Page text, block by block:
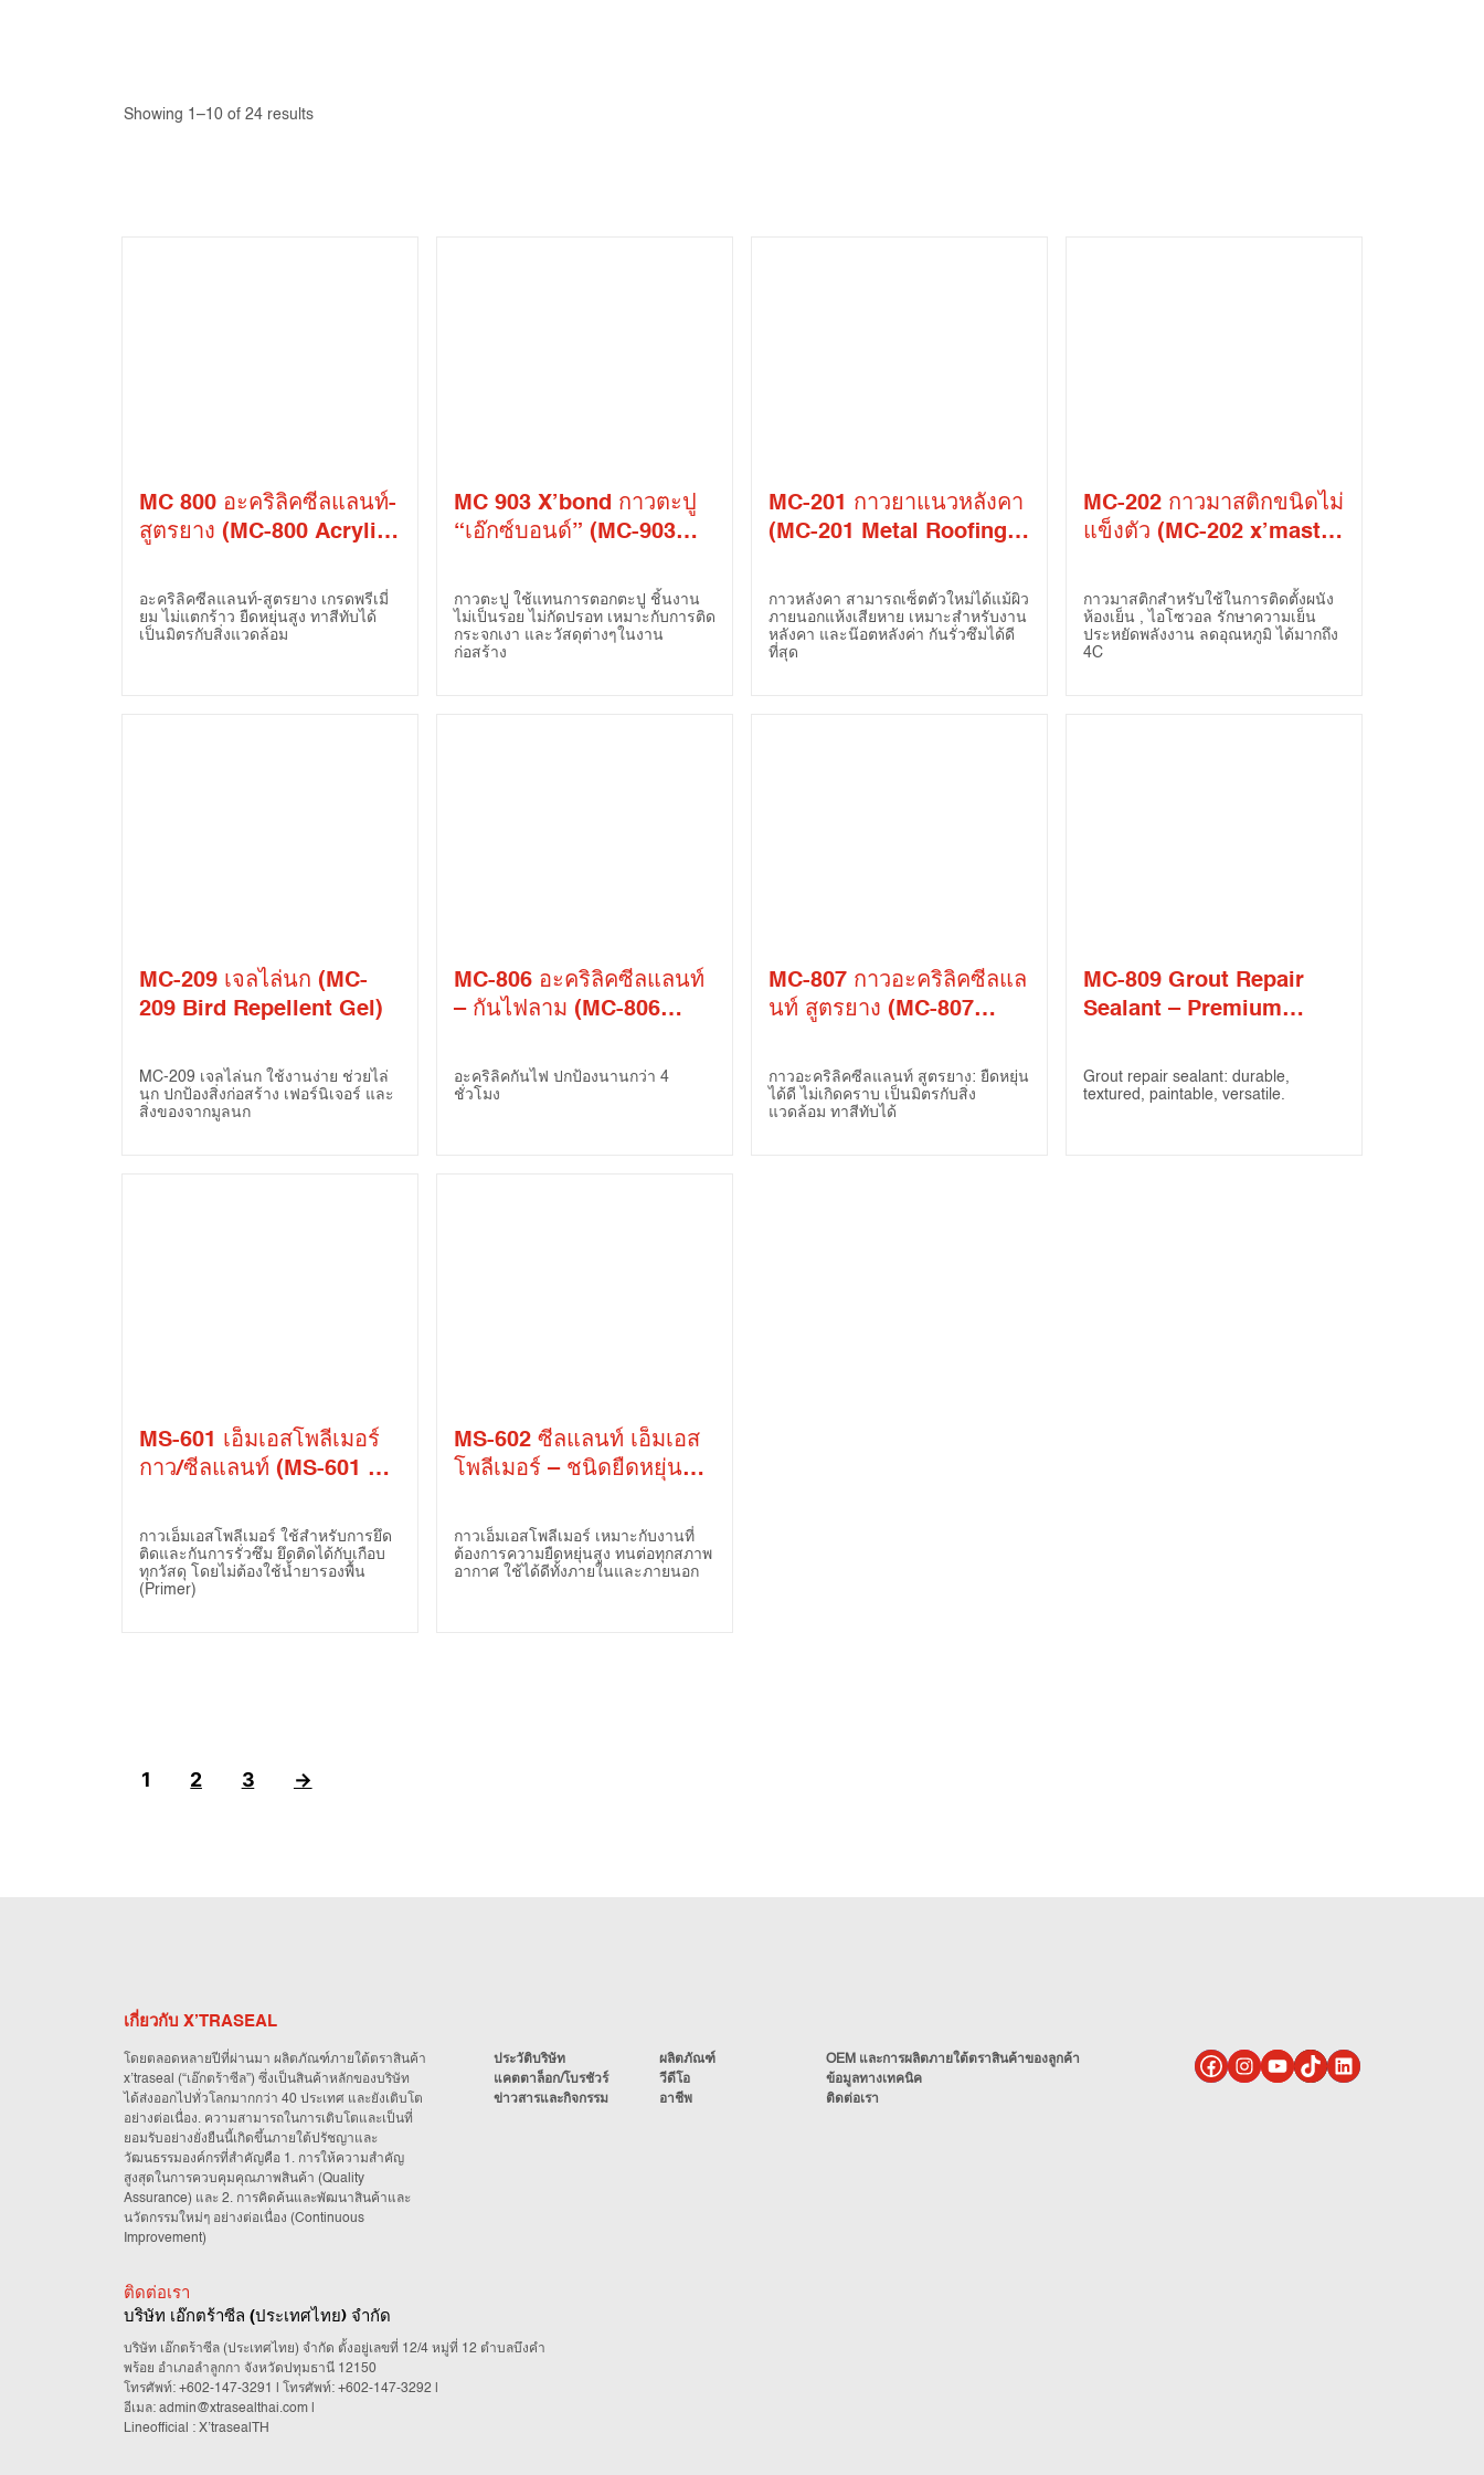
Showing 1–10 of 24 results
MC 800 อะคริลิคซีลแลนท์-
สูตรยาง (MC-800 Acrylic
อะคริลิคซีลแลนท์-สูตรยาง เกรดพรีเมี่
ยม ไม่แตกร้าว ยืดหยุ่นสูง ทาสีทับได้
เป็นมิตรกับสิ่งแวดล้อม
MC 903 X’bond กาวตะปู
“เอ๊กซ์บอนด์” (MC-903
Adhesive Sealant)
กาวตะปู ใช้แทนการตอกตะปู ชิ้นงาน
ไม่เป็นรอย ไม่กัดปรอท เหมาะกับการติด
กระจกเงา และวัสดุต่างๆในงาน
ก่อสร้าง
MC-201 กาวยาแนวหลังคา
(MC-201 Metal Roofing
กาวหลังคา สามารถเซ็ตตัวใหม่ได้แม้ผิว
ภายนอกแห้งเสียหาย เหมาะสำหรับงาน
หลังคา และน๊อตหลังค่า กันรั่วซึมได้ดี
ที่สุด
MC-202 กาวมาสติกขนิดไม่
แข็งตัว (MC-202 x’mastic
กาวมาสติกสำหรับใช้ในการติดตั้งผนัง
ห้องเย็น , ไอโซวอล รักษาความเย็น
ประหยัดพลังงาน ลดอุณหภูมิ ได้มากถึง
4C
MC-209 เจลไล่นก (MC-
209 Bird Repellent Gel)
MC-209 เจลไล่นก ใช้งานง่าย ช่วยไล่
นก ปกป้องสิ่งก่อสร้าง เฟอร์นิเจอร์ และ
สิ่งของจากมูลนก
MC-806 อะคริลิคซีลแลนท์
– กันไฟลาม (MC-806
Fire Rated)
อะคริลิคกันไฟ ปกป้องนานกว่า 4
ชั่วโมง
MC-807 กาวอะคริลิคซีลแล
นท์ สูตรยาง (MC-807
Gap Filler)
กาวอะคริลิคซีลแลนท์ สูตรยาง: ยืดหยุ่น
ได้ดี ไม่เกิดคราบ เป็นมิตรกับสิ่ง
แวดล้อม ทาสีทับได้
MC-809 Grout Repair
Sealant – Premium
Grout repair sealant: durable,
textured, paintable, versatile.
MS-601 เอ็มเอสโพลีเมอร์
กาว/ซีลแลนท์ (MS-601 MS
Sealant)
กาวเอ็มเอสโพลีเมอร์ ใช้สำหรับการยึด
ติดและกันการรั่วซึม ยึดติดได้กับเกือบ
ทุกวัสดุ โดยไม่ต้องใช้น้ำยารองพื้น
(Primer)
MS-602 ซีลแลนท์ เอ็มเอส
โพลีเมอร์ – ชนิดยืดหยุ่นสูง
Sealant -Low Modulus)
กาวเอ็มเอสโพลีเมอร์ เหมาะกับงานที่
ต้องการความยืดหยุ่นสูง ทนต่อทุกสภาพ
อากาศ ใช้ได้ดีทั้งภายในและภายนอก
1 2 3 →
เกี่ยวกับ X’TRASEAL
โดยตลอดหลายปีที่ผ่านมา ผลิตภัณฑ์ภายใต้ตราสินค้า
x’traseal (“เอ๊กตร้าซีล”) ซึ่งเป็นสินค้าหลักของบริษัท
ได้ส่งออกไปทั่วโลกมากกว่า 40 ประเทศ และยังเติบโต
อย่างต่อเนื่อง. ความสามารถในการเติบโตและเป็นที่
ยอมรับอย่างยั่งยืนนี้เกิดขึ้นภายใต้ปรัชญาและ
วัฒนธรรมองค์กรที่สำคัญคือ 1. การให้ความสำคัญ
สูงสุดในการควบคุมคุณภาพสินค้า (Quality
Assurance) และ 2. การคิดค้นและพัฒนาสินค้าและ
นวัตกรรมใหม่ๆ อย่างต่อเนื่อง (Continuous
Improvement)
ประวัติบริษัท ผลิตภัณฑ์
OEM และการผลิตภายใต้ตราสินค้าของลูกค้า
แคตตาล็อก/โบรชัวร์
วีดีโอ
ข้อมูลทางเทคนิค
ข่าวสารและกิจกรรม
อาชีพ ติดต่อเรา
ติดต่อเรา
บริษัท เอ๊กตร้าซีล (ประเทศไทย) จำกัด
บริษัท เอ๊กตร้าซีล (ประเทศไทย) จำกัด ตั้งอยู่เลขที่ 12/4 หมู่ที่ 12 ตำบลบึงคำ
พร้อย อำเภอลำลูกกา จังหวัดปทุมธานี 12150
โทรศัพท์: +602-147-3291 | โทรศัพท์: +602-147-3292
อีเมล: admin@xtrasealthai.com
Lineofficial : X’trasealTH